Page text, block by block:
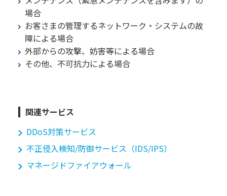
場合
お客さまの管理するネットワーク・システムの故
障による場合
外部からの攻撃、妨害等による場合
その他、不可抗力による場合
関連サービス
DDoS対策サービス
不正侵入検知/防御サービス（IDS/IPS）
マネージドファイアウォール